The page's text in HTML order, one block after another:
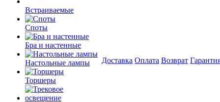
Встраиваемые
Споты
Бра и настенные
Настольные лампы
Торшеры
Доставка Оплата Возврат